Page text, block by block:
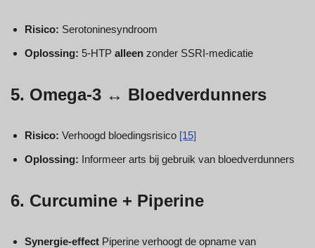
Risico: Serotoninesyndroom
Oplossing: 5-HTP alleen zonder SSRI-medicatie
5. Omega-3 ↔ Bloedverdunners
Risico: Verhoogd bloedingsrisico [15]
Oplossing: Informeer arts bij gebruik van bloedverdunners
6. Curcumine + Piperine
Synergie-effect Piperine verhoogt de opname van